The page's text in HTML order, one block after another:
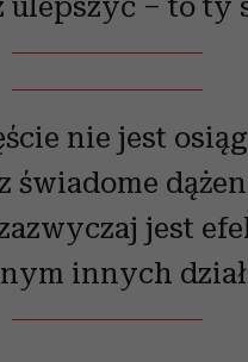
nie jest
świadome
jest
innych